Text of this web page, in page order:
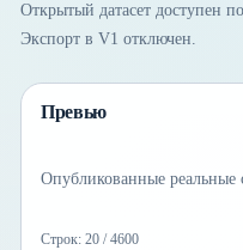
Открытый датасет доступен
Экспорт в V1 отключен.
Превью
Опубликованные реальные
Строк: 20 / 4600